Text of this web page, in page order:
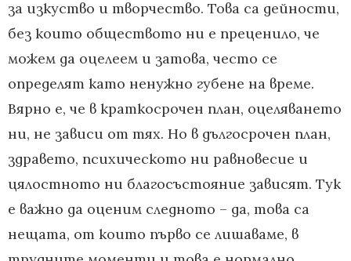
за изкуство и творчество. Това са дейности,
без които обществото ни е преценило, че
можем да оцелеем и затова, често се
определят като ненужно губене на време.
Вярно е, че в краткосрочен план, оцеляването
ни, не зависи от тях. Но в дългосрочен план,
здравето, психическото ни равновесие и
цялостното ни благосъстояние зависят. Тук
е важно да оценим следното – да, това са
нещата, от които първо се лишаваме, в